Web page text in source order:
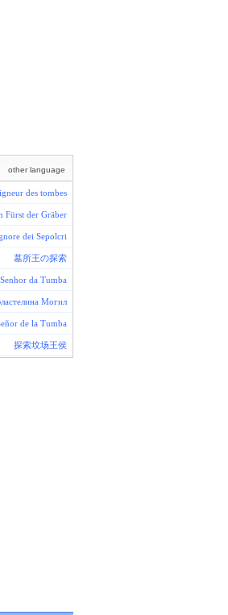
other language
des tombes
Fürst der Gräber
dei Sepolcri
墓所王の探索
da Tumba
Могил
de la Tumba
探索坟场王侯